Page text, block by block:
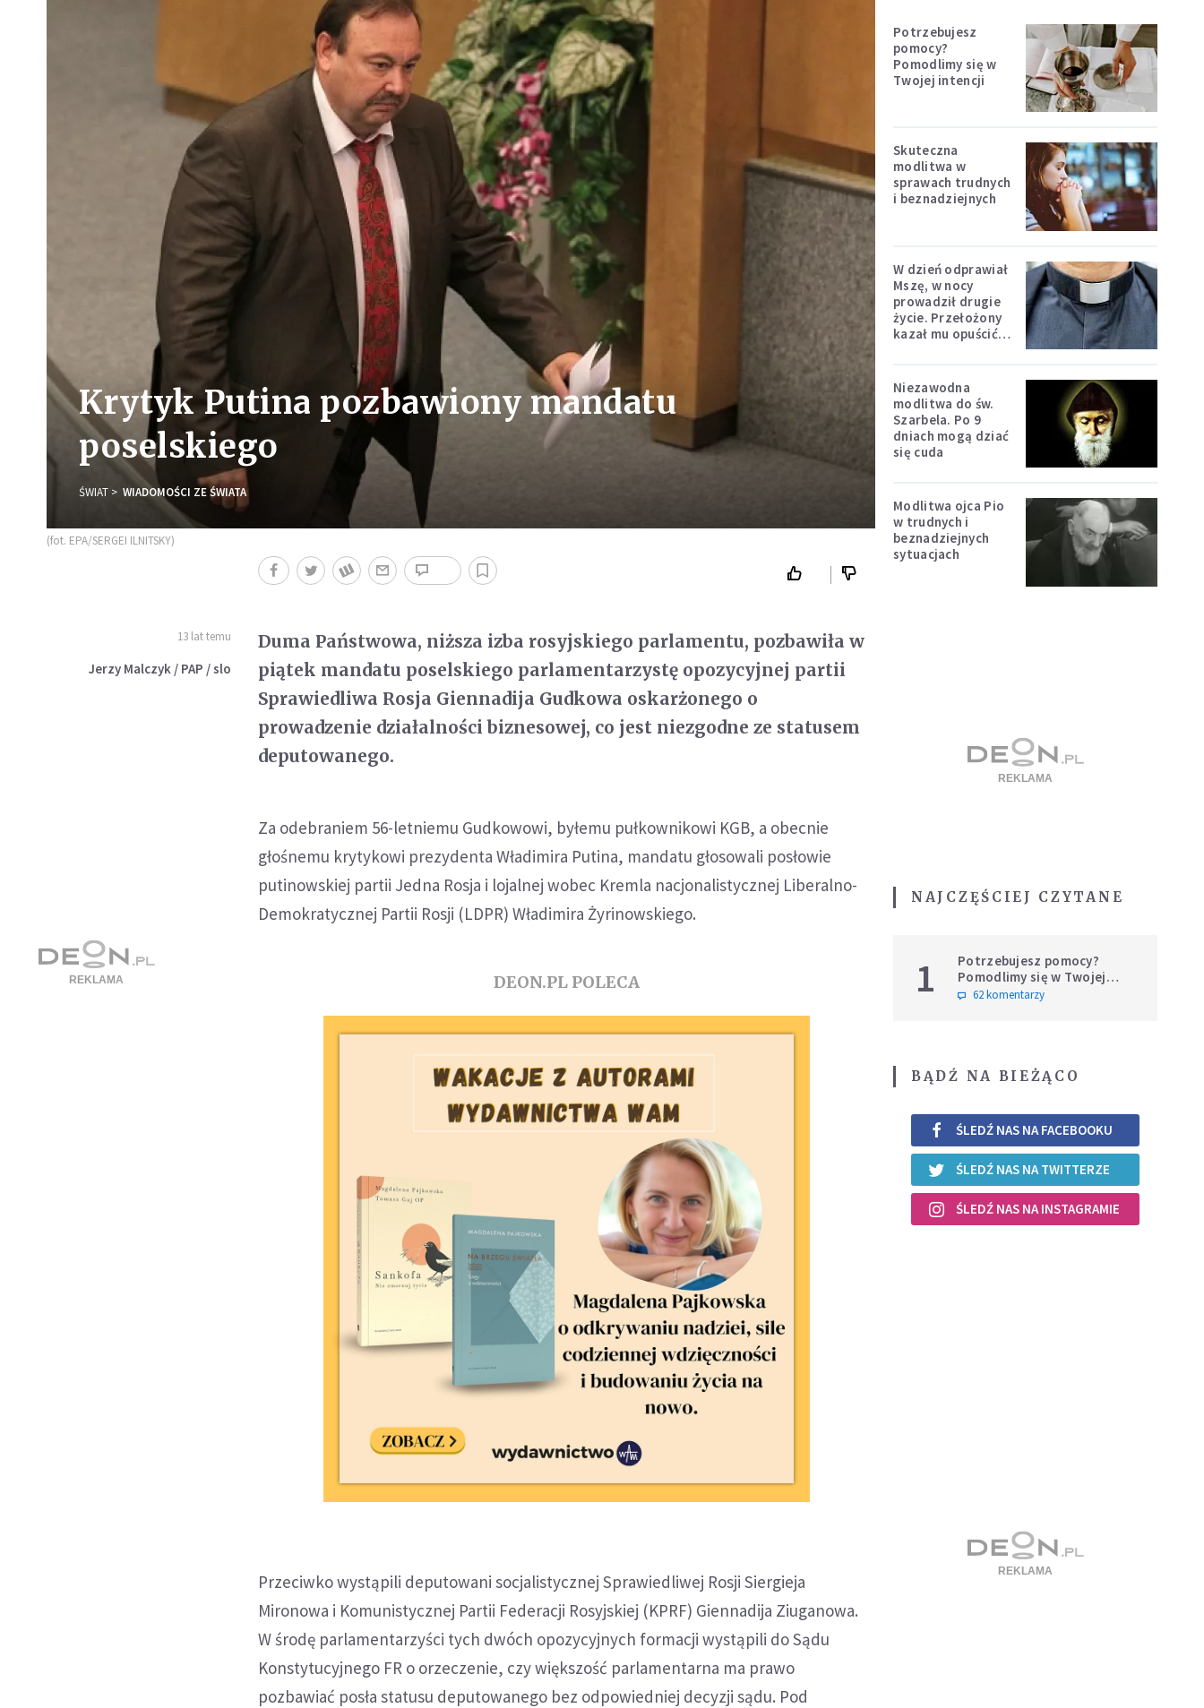
Krytyk Putina pozbawiony mandatu
poselskiego
ŚWIAT WIADOMOŚCI ZE ŚWIATA
(fot. EPA/SERGEI ILNITSKY)
13 lat temu
Jerzy Malczyk / PAP / slo
Duma Państwowa, niższa izba rosyjskiego parlamentu, pozbawiła w
piątek mandatu poselskiego parlamentarzystę opozycyjnej partii
Sprawiedliwa Rosja Giennadija Gudkowa oskarżonego o
prowadzenie działalności biznesowej, co jest niezgodne ze statusem
deputowanego.
Za odebraniem 56-letniemu Gudkowowi, byłemu pułkownikowi KGB, a obecnie
głośnemu krytykowi prezydenta Władimira Putina, mandatu głosowali posłowie
putinowskiej partii Jedna Rosja i lojalnej wobec Kremla nacjonalistycznej Liberalno-
Demokratycznej Partii Rosji (LDPR) Władimira Żyrinowskiego.
DEON.PL POLECA
Przeciwko wystąpili deputowani socjalistycznej Sprawiedliwej Rosji Siergieja
Mironowa i Komunistycznej Partii Federacji Rosyjskiej (KPRF) Giennadija Ziuganowa.
W środę parlamentarzyści tych dwóch opozycyjnych formacji wystąpili do Sądu
Konstytucyjnego FR o orzeczenie, czy większość parlamentarna ma prawo
pozbawiać posła statusu deputowanego bez odpowiedniej decyzji sądu. Pod
Potrzebujesz
pomocy?
Pomodlimy się w
Twojej intencji
Skuteczna
modlitwa w
sprawach trudnych
i beznadziejnych
W dzień odprawiał
Mszę, w nocy
prowadził drugie
życie. Przełożony
kazał mu opuścić
Niezawodna
modlitwa do św.
Szarbela. Po 9
dniach mogą dziać
się cuda
Modlitwa ojca Pio
w trudnych i
beznadziejnych
sytuacjach
NAJCZĘŚCIEJ CZYTANE
1
Potrzebujesz pomocy?
Pomodlimy się w Twojej
intencji
62 komentarzy
BĄDŹ NA BIEŻĄCO
ŚLEDŹ NAS NA FACEBOOKU
ŚLEDŹ NAS NA TWITTERZE
ŚLEDŹ NAS NA INSTAGRAMIE